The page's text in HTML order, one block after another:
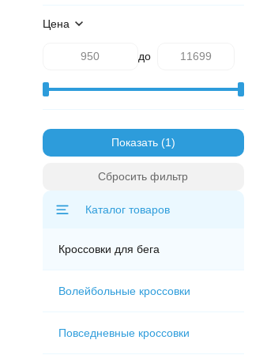
Mizuno WAVE PROPHECY
Mizuno NEO VISTA
Mizuno NEO COSMO
Mizuno NEO LUMINA
Mizuno ENERZY
Цена
до
Показать
Сбросить фильтр
Каталог товаров
Кроссовки для бега
Волейбольные кроссовки
Повседневные кроссовки